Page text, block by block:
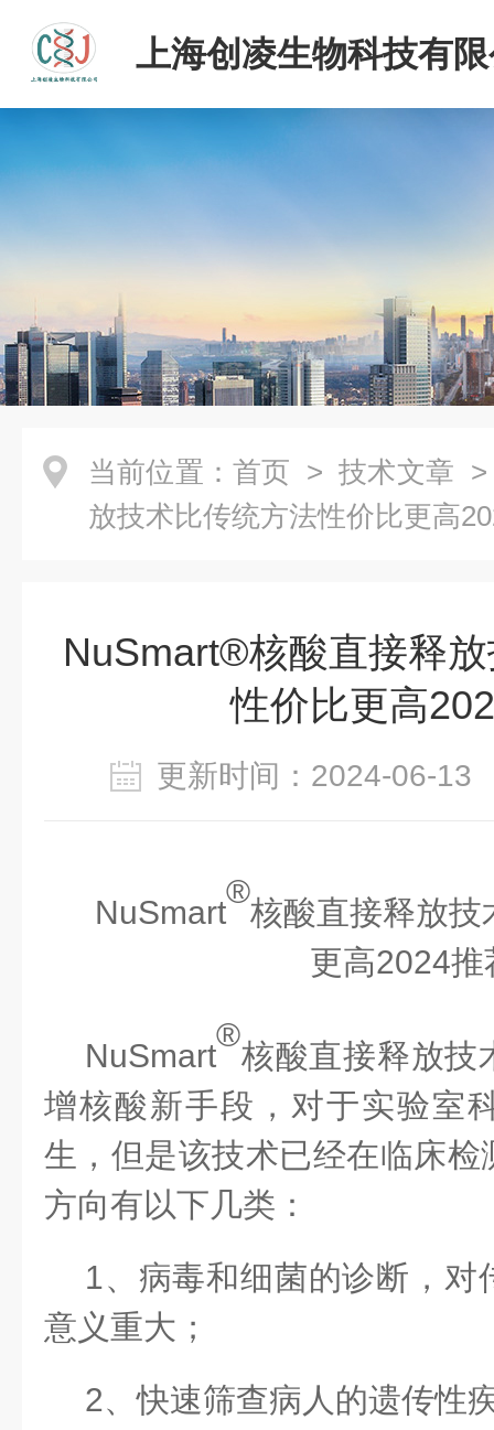
上海创凌生物科技有
当前位置： 首页 > 技术文章
放技术比传统方法性价比更高
NuSmart®核酸直接释
性价比更高
更新时间：2024-06-
NuSmart
®
核酸直接释放技
更高2024推
NuSmart
®
核酸直接释放技
增核酸新手段，对于实验室
生，但是该技术已经在临床
方向有以下几类：
1、 病毒和细菌的诊断，对
意义重大；
2、快速筛查病人的遗传性